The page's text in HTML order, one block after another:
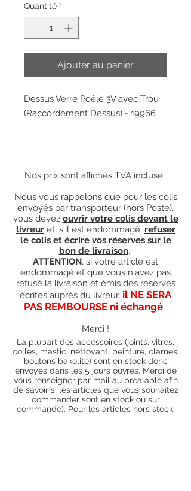
Quantité *
Ajouter au panier
Dessus Verre Poêle 3V avec Trou
(Raccordement Dessus) - 19966
Nos prix sont affichés TVA incluse.
Nous vous rappelons que pour les colis
envoyés par transporteur (hors Poste),
vous devez ouvrir votre colis devant le
livreuret, s'il est endommagé, refuser
le colis et écrire vos réserves sur le
bon de livraison.
ATTENTION, si votre article est
endommagé et que vous n'avez pas
refusé la livraison et émis des réserves
écrites auprès du livreur, il NE SERA
PAS REMBOURSE ni échangé.
Merci !
La plupart des accessoires (joints, vitres,
colles, mastic, nettoyant, peinture, clames,
boutons bakelite) sont en stock donc
envoyés dans les 5 jours ouvrés. Merci de
vous renseigner par mail au préalable afin
de savoir si les articles que vous souhaitez
commander sont en stock ou sur
commande). Pour les articles hors stock,